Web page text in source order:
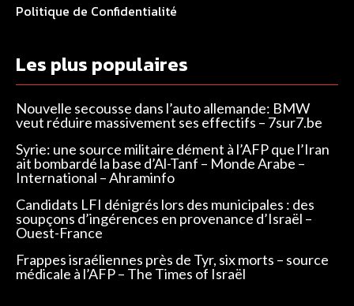
Politique de Confidentialité
Les plus populaires
Nouvelle secousse dans l’auto allemande: BMW
veut réduire massivement ses effectifs – 7sur7.be
Syrie: une source militaire dément à l’AFP que l’Iran
ait bombardé la base d’Al-Tanf – Monde Arabe –
International – Ahraminfo
Candidats LFI dénigrés lors des municipales : des
soupçons d’ingérences en provenance d’Israël –
Ouest-France
Frappes israéliennes près de Tyr, six morts – source
médicale à l’AFP – The Times of Israël